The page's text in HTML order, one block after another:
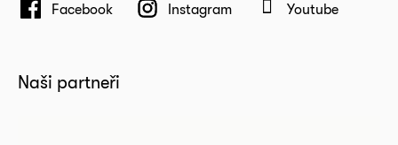
Facebook Instagram Youtube
Naši partneři